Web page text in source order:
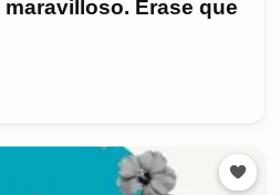
Érase que